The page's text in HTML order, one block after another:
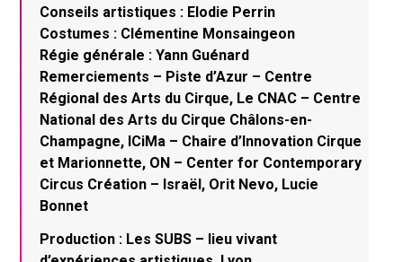
Conseils artistiques : Elodie Perrin
Costumes : Clémentine Monsaingeon
Régie générale : Yann Guénard
Remerciements – Piste d’Azur – Centre
Régional des Arts du Cirque, Le CNAC – Centre
National des Arts du Cirque Châlons-en-
Champagne, ICiMa – Chaire d’Innovation Cirque
et Marionnette, ON – Center for Contemporary
Circus Création – Israël, Orit Nevo, Lucie
Bonnet
Production : Les SUBS – lieu vivant